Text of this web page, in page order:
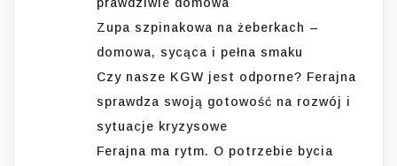
prawdziwie domowa
Zupa szpinakowa na żeberkach –
domowa, sycąca i pełna smaku
Czy nasze KGW jest odporne? Ferajna
sprawdza swoją gotowość na rozwój i
sytuacje kryzysowe
Ferajna ma rytm. O potrzebie bycia